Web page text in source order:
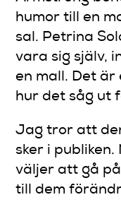
humor till en
sal. Petrina
vara sig själv,
en mall. Det är
hur det såg ut
Jag tror att
sker i
väljer att gå
till dem